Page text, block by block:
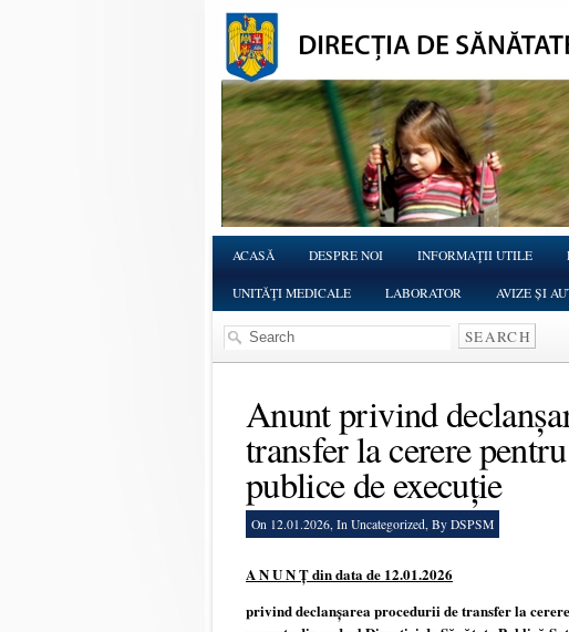
ACASĂ DESPRE NOI INFORMAŢII UTILE
UNITĂŢI MEDICALE LABORATOR AVIZE ȘI
Anunt privind
transfer la cerere
publice de execuție
On 12.01.2026, In Uncategorized, By DSPSM
A N U N Ț din data de 12.01.2026
privind declanșarea procedurii de transfer la